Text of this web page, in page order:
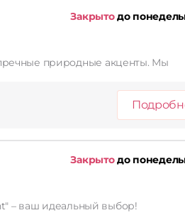
Закрытодо
природные акценты. Мы
Закрытодо
– ваш идеальный выбор!